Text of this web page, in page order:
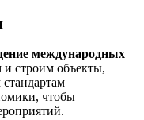
международных
строим объекты,
чтобы